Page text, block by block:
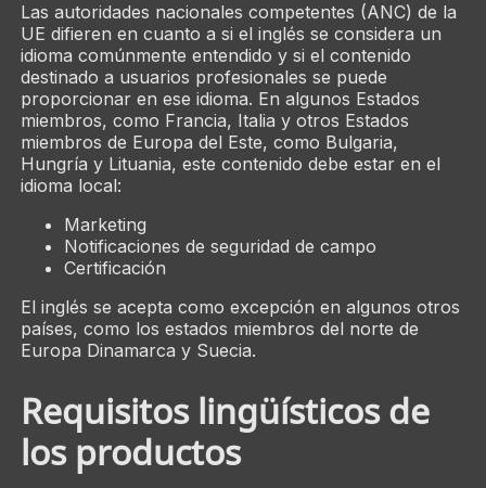
Las autoridades nacionales competentes (ANC) de la
UE difieren en cuanto a si el inglés se considera un
idioma comúnmente entendido y si el contenido
destinado a usuarios profesionales se puede
proporcionar en ese idioma. En algunos Estados
miembros, como Francia, Italia y otros Estados
miembros de Europa del Este, como Bulgaria,
Hungría y Lituania, este contenido debe estar en el
idioma local:
Marketing
Notificaciones de seguridad de campo
Certificación
El inglés se acepta como excepción en algunos otros
países, como los estados miembros del norte de
Europa Dinamarca y Suecia.
Requisitos lingüísticos de
los productos